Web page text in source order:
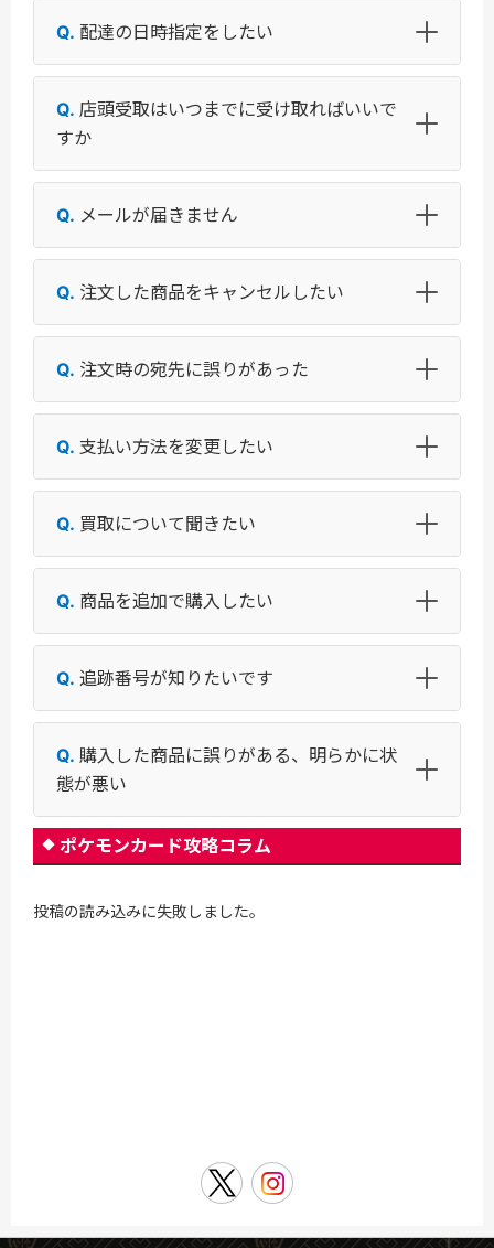
配達の日時指定をしたい
店頭受取はいつまでに受け取ればいいで
すか
メールが届きません
注文した商品をキャンセルしたい
注文時の宛先に誤りがあった
支払い方法を変更したい
買取について聞きたい
商品を追加で購入したい
追跡番号が知りたいです
購入した商品に誤りがある、明らかに状
態が悪い
ポケモンカード攻略コラム
投稿の読み込みに失敗しました。